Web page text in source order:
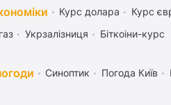
Курс долара Курс
Укрзалізниця Біткоіни-курс
Синоптик Погода Київ